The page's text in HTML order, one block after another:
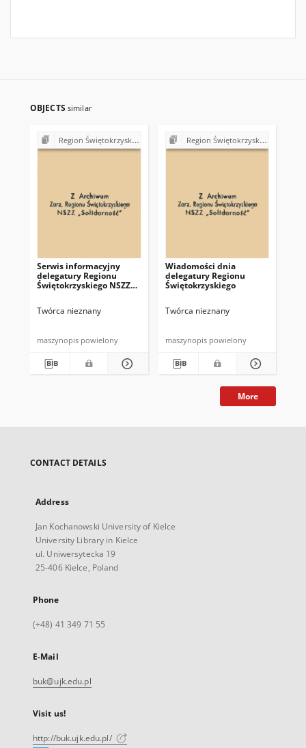
OBJECTS similar
Region Świętokrzyski NSZZ "Solidarność". Delegatura Starachowice
Serwis informacyjny
delegatury Regionu
Świętokrzyskiego NSZZ
Twórca nieznany
maszynopis powielony
Region Świętokrzyski NSZZ "Solidarność". Delegatura Starachowice
Wiadomości dnia
delegatury Regionu
Świętokrzyskiego
Twórca nieznany
maszynopis powielony
More
CONTACT DETAILS
Address
Jan Kochanowski University of Kielce
University Library in Kielce
ul. Uniwersytecka 19
25-406 Kielce, Poland
Phone
(+48) 41 349 71 55
E-Mail
buk@ujk.edu.pl
Visit us!
http://buk.ujk.edu.pl/